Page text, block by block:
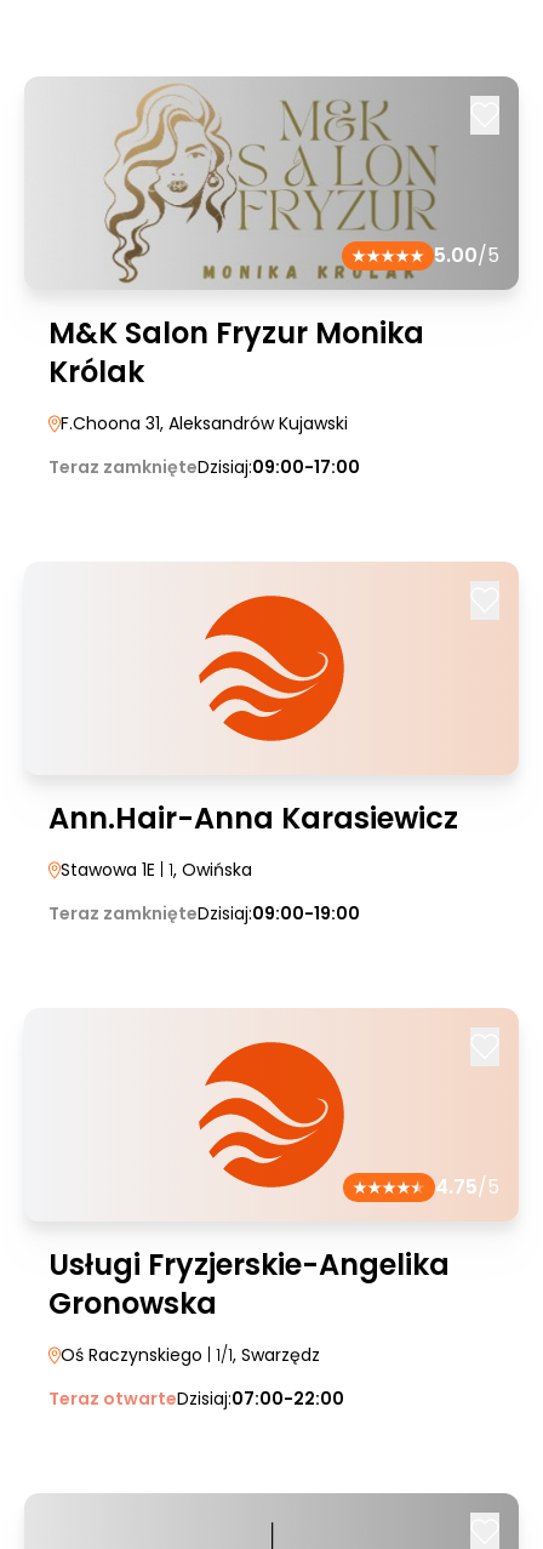
5.00/5
M&K Salon Fryzur Monika
Królak
F.Choona 31, Aleksandrów Kujawski
Teraz zamknięteDzisiaj:09:00-17:00
Ann.Hair-Anna Karasiewicz
Stawowa 1E | 1, Owińska
Teraz zamknięteDzisiaj:09:00-19:00
4.75/5
Usługi Fryzjerskie-Angelika
Gronowska
Oś Raczynskiego | 1/1, Swarzędz
Teraz otwarteDzisiaj:07:00-22:00